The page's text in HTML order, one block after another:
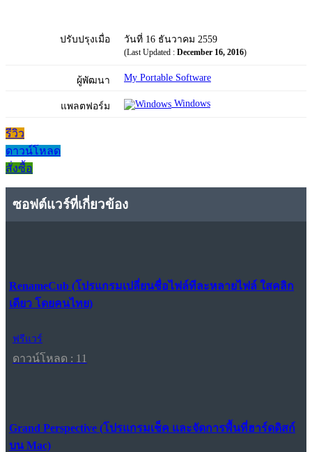
ปรับปรุงเมื่อ วันที่ 16 ธันวาคม 2559
(Last Updated : December 16, 2016)
ผู้พัฒนา My Portable Software
แพลตฟอร์ม Windows
รีวิว
ดาวน์โหลด
สั่งซื้อ
ซอฟต์แวร์ที่เกี่ยวข้อง
RenameCub (โปรแกรมเปลี่ยนชื่อไฟล์ทีละหลายไฟล์ ใสคลิก
เดียว โดยคนไทย)
ฟรีแวร์
ดาวน์โหลด : 11
Grand Perspective (โปรแกรมเช็ค และจัดการพื้นที่ฮาร์ดดิสก์
บน Mac)